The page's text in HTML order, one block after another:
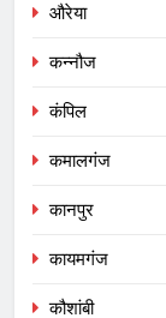
औरेया
कन्नौज
कंपिल
कमालगंज
कानपुर
कायमगंज
कौशांबी